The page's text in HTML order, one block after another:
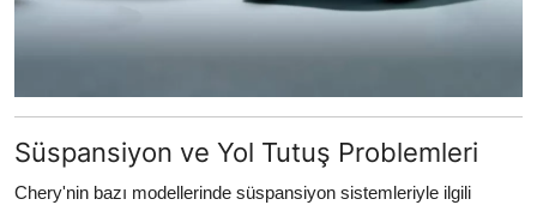
Süspansiyon ve Yol Tutuş Problemleri
Chery'nin bazı modellerinde süspansiyon sistemleriyle ilgili